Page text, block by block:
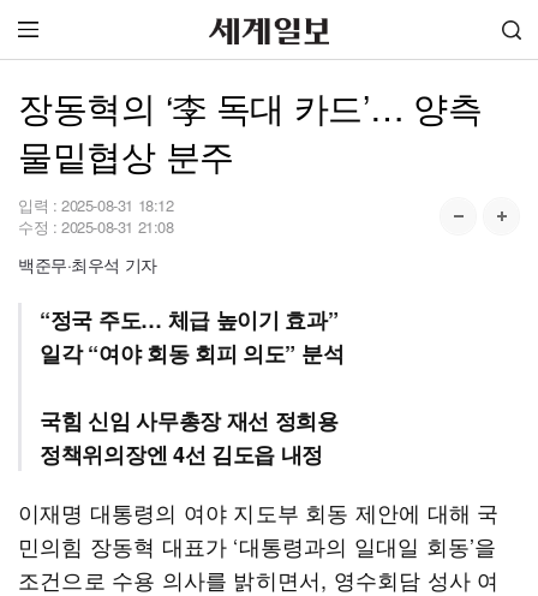
장동혁의 ‘李 독대 카드’… 양측
물밑협상 분주
입력 : 2025-08-31 18:12
수정 : 2025-08-31 21:08
백준무·최우석 기자
“정국 주도… 체급 높이기 효과”
일각 “여야 회동 회피 의도” 분석
국힘 신임 사무총장 재선 정희용
정책위의장엔 4선 김도읍 내정
이재명 대통령의 여야 지도부 회동 제안에 대해 국
민의힘 장동혁 대표가 ‘대통령과의 일대일 회동’을
조건으로 수용 의사를 밝히면서, 영수회담 성사 여